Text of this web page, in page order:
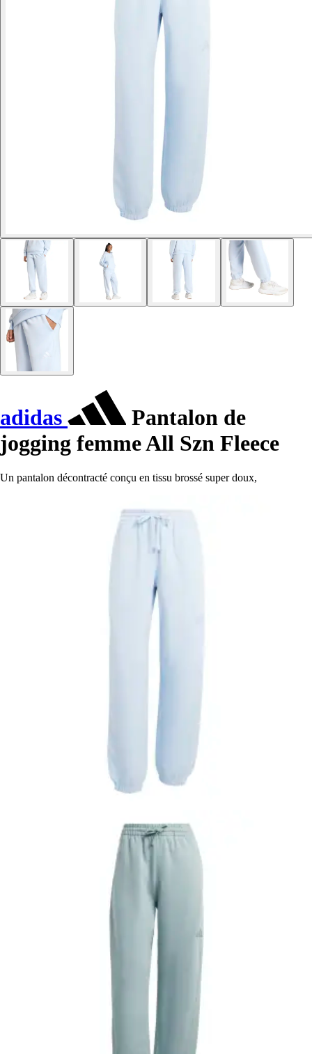
adidas
Pantalon de
jogging femme All Szn Fleece
Un pantalon décontracté conçu en tissu brossé super doux,